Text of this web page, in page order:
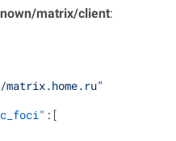
matrix/client:
: [